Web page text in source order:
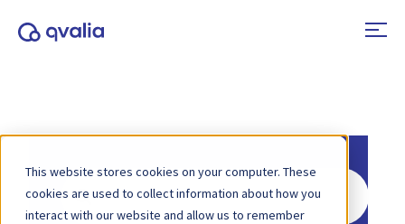
This website stores cookies on your computer. These
cookies are used to collect information about how you
interact with our website and allow us to remember
Søk
etter